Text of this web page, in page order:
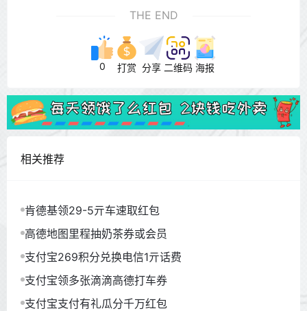
THE END
0 打赏 分享 二维码 海报
相关推荐
肯德基领29-5亓车速取红包
高德地图里程抽奶茶券或会员
支付宝269积分兑换电信1亓话费
支付宝领多张滴滴高德打车券
支付宝支付有礼瓜分千万红包